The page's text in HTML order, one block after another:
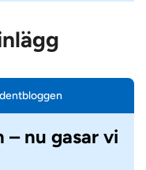
– nu gasar vi